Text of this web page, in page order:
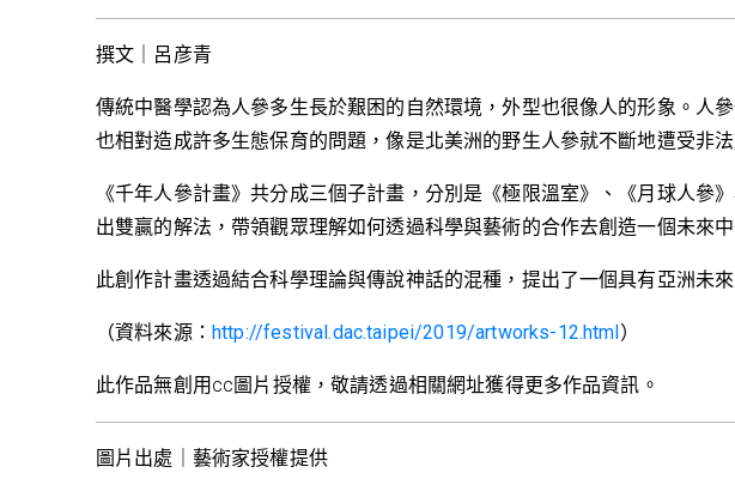
撰文｜呂彦青
傳統中醫學認為人參多生長於艱困的自然環境，外型也很像人的形象。人
也相對造成許多生態保育的問題，像是北美洲的野生人參就不斷地遭受非
《千年人參計畫》共分成三個子計畫，分別是《極限溫室》、《月球人
出雙贏的解法，帶領觀眾理解如何透過科學與藝術的合作去創造一個未來
此創作計畫透過結合科學理論與傳說神話的混種，提出了一個具有亞洲未
（資料來源： http://festival.dac.taipei/2019/artworks-12.html）
此作品無創用cc圖片授權，敬請透過相關網址獲得更多作品資訊。
圖片出處｜藝術家授權提供